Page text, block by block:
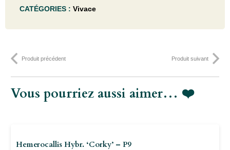
arund.
'Mostenveld'
CATÉGORIES : Vivace
Produit précédent Produit suivant
Vous pourriez aussi aimer… ❤️
Hemerocallis Hybr. ‘Corky’ – P9